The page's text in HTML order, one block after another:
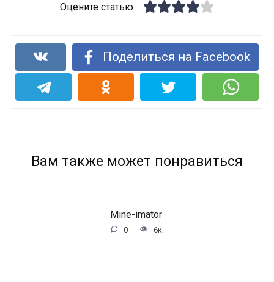
Оцените статью
Поделиться на Facebook
Вам также может понравиться
Mine-imator
0 6к.